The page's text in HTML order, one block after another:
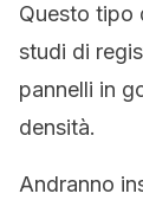
Questo tipo
studi di
pannelli in
densità.
Andranno